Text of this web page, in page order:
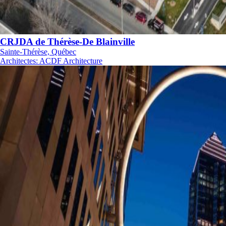
CRJDA de Thérèse-De Blainville
Sainte-Thérèse, Québec
Architectes: ACDF Architecture